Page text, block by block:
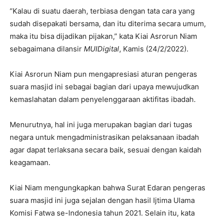
“Kalau di suatu daerah, terbiasa dengan tata cara yang
sudah disepakati bersama, dan itu diterima secara umum,
maka itu bisa dijadikan pijakan,” kata Kiai Asrorun Niam
sebagaimana dilansir MUIDigital, Kamis (24/2/2022).
Kiai Asrorun Niam pun mengapresiasi aturan pengeras
suara masjid ini sebagai bagian dari upaya mewujudkan
kemaslahatan dalam penyelenggaraan aktifitas ibadah.
Menurutnya, hal ini juga merupakan bagian dari tugas
negara untuk mengadministrasikan pelaksanaan ibadah
agar dapat terlaksana secara baik, sesuai dengan kaidah
keagamaan.
Kiai Niam mengungkapkan bahwa Surat Edaran pengeras
suara masjid ini juga sejalan dengan hasil Ijtima Ulama
Komisi Fatwa se-Indonesia tahun 2021. Selain itu, kata